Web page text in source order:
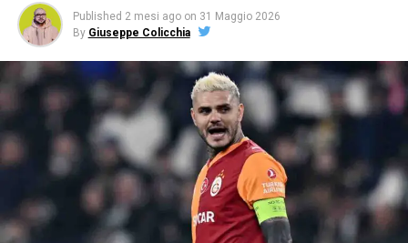
Published 2 mesi ago on 31 Maggio 2026
By Giuseppe Colicchia